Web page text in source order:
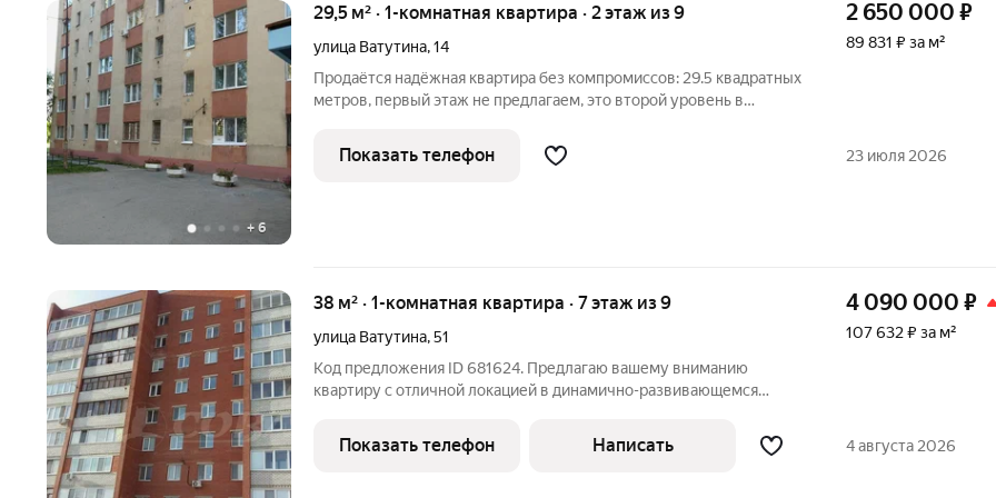
+ 6
29,5 м² · 1-комнатная квартира · 2 этаж из 9
улица Ватутина,14
Продаётся надёжная квартира без компромиссов: 29.5 квадратных
метров, первый этаж не предлагаем, это второй уровень в
перекрытиями. Уютное гнездо для тех, кто ценит покой и
проверенную временем
2 650 000 ₽
89 831 ₽ за м²
Показать телефон 23 июля 2026
38 м² · 1-комнатная квартира · 7 этаж из 9
улица Ватутина,51
Код предложения ID 681624. Предлагаю вашему вниманию
квартиру с отличной локацией в динамично-развивающемся
инфраструктура, удобная транспортная развязка, в шаговой
доступности: магазины, школы,
4 090 000 ₽
107 632 ₽ за м²
Показать телефон Написать 4 августа 2026